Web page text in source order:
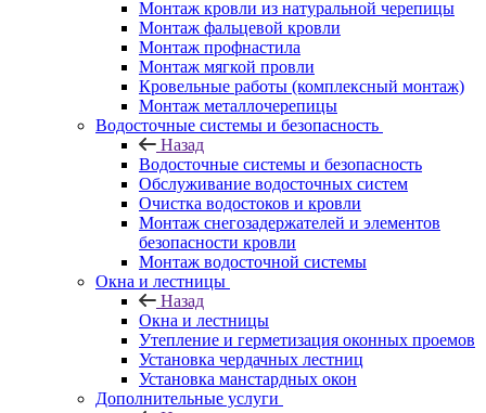
Монтаж кровли из натуральной черепицы
Монтаж фальцевой кровли
Монтаж профнастила
Монтаж мягкой провли
Кровельные работы (комплексный монтаж)
Монтаж металлочерепицы
Водосточные системы и безопасность
Назад
Водосточные системы и безопасность
Обслуживание водосточных систем
Очистка водостоков и кровли
Монтаж снегозадержателей и элементов
безопасности кровли
Монтаж водосточной системы
Окна и лестницы
Назад
Окна и лестницы
Утепление и герметизация оконных проемов
Установка чердачных лестниц
Установка манстардных окон
Дополнительные услуги